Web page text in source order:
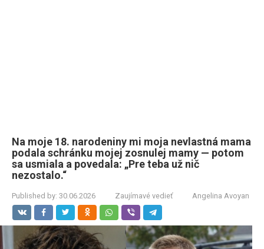
Na moje 18. narodeniny mi moja nevlastná mama
podala schránku mojej zosnulej mamy — potom
sa usmiala a povedala: „Pre teba už nič
nezostalo.“
Published by: 30.06.2026 Zaujímavé vedieť Angelina Avoyan